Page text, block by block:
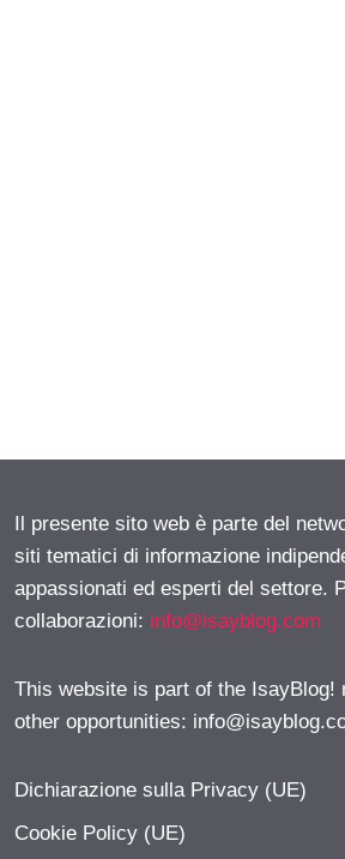
Il presente sito web è parte del
siti tematici di informazione
appassionati ed esperti del settore.
collaborazioni: info@isayblog.com
This website is part of the
other opportunities:
Dichiarazione sulla Privacy (UE)
Cookie Policy (UE)